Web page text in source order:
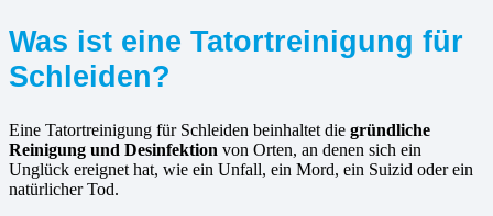
Was ist eine Tatortreinigung für
Schleiden?
Eine Tatortreinigung für Schleiden beinhaltet die gründliche
Reinigung und Desinfektion von Orten, an denen sich ein
Unglück ereignet hat, wie ein Unfall, ein Mord, ein Suizid oder ein
natürlicher Tod.